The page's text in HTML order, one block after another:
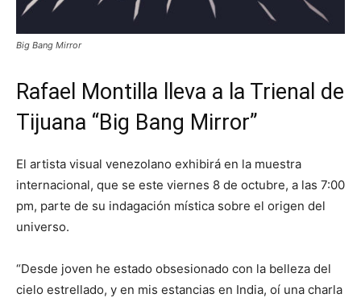
Big Bang Mirror
Rafael Montilla lleva a la Trienal de
Tijuana “Big Bang Mirror”
El artista visual venezolano exhibirá en la muestra
internacional, que se este viernes 8 de octubre, a las 7:00
pm, parte de su indagación mística sobre el origen del
universo.
“Desde joven he estado obsesionado con la belleza del
cielo estrellado, y en mis estancias en India, oí una charla